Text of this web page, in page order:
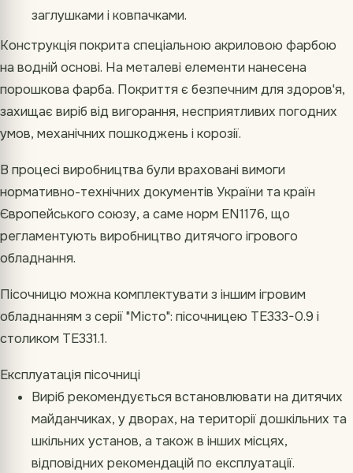
заглушками і ковпачками.
Конструкція покрита спеціальною акриловою фарбою
на водній основі. На металеві елементи нанесена
порошкова фарба. Покриття є безпечним для здоров'я,
захищає виріб від вигорання, несприятливих погодних
умов, механічних пошкоджень і корозії.
В процесі виробництва були враховані вимоги
нормативно-технічних документів України та країн
Європейського союзу, а саме норм EN1176, що
регламентують виробництво дитячого ігрового
обладнання.
Пісочницю можна комплектувати з іншим ігровим
обладнанням з серії "Місто": пісочницею ТЕ333-0.9 і
столиком ТЕ331.1.
Експлуатація пісочниці
Виріб рекомендується встановлювати на дитячих
майданчиках, у дворах, на території дошкільних та
шкільних установ, а також в інших місцях,
відповідних рекомендацій по експлуатації.